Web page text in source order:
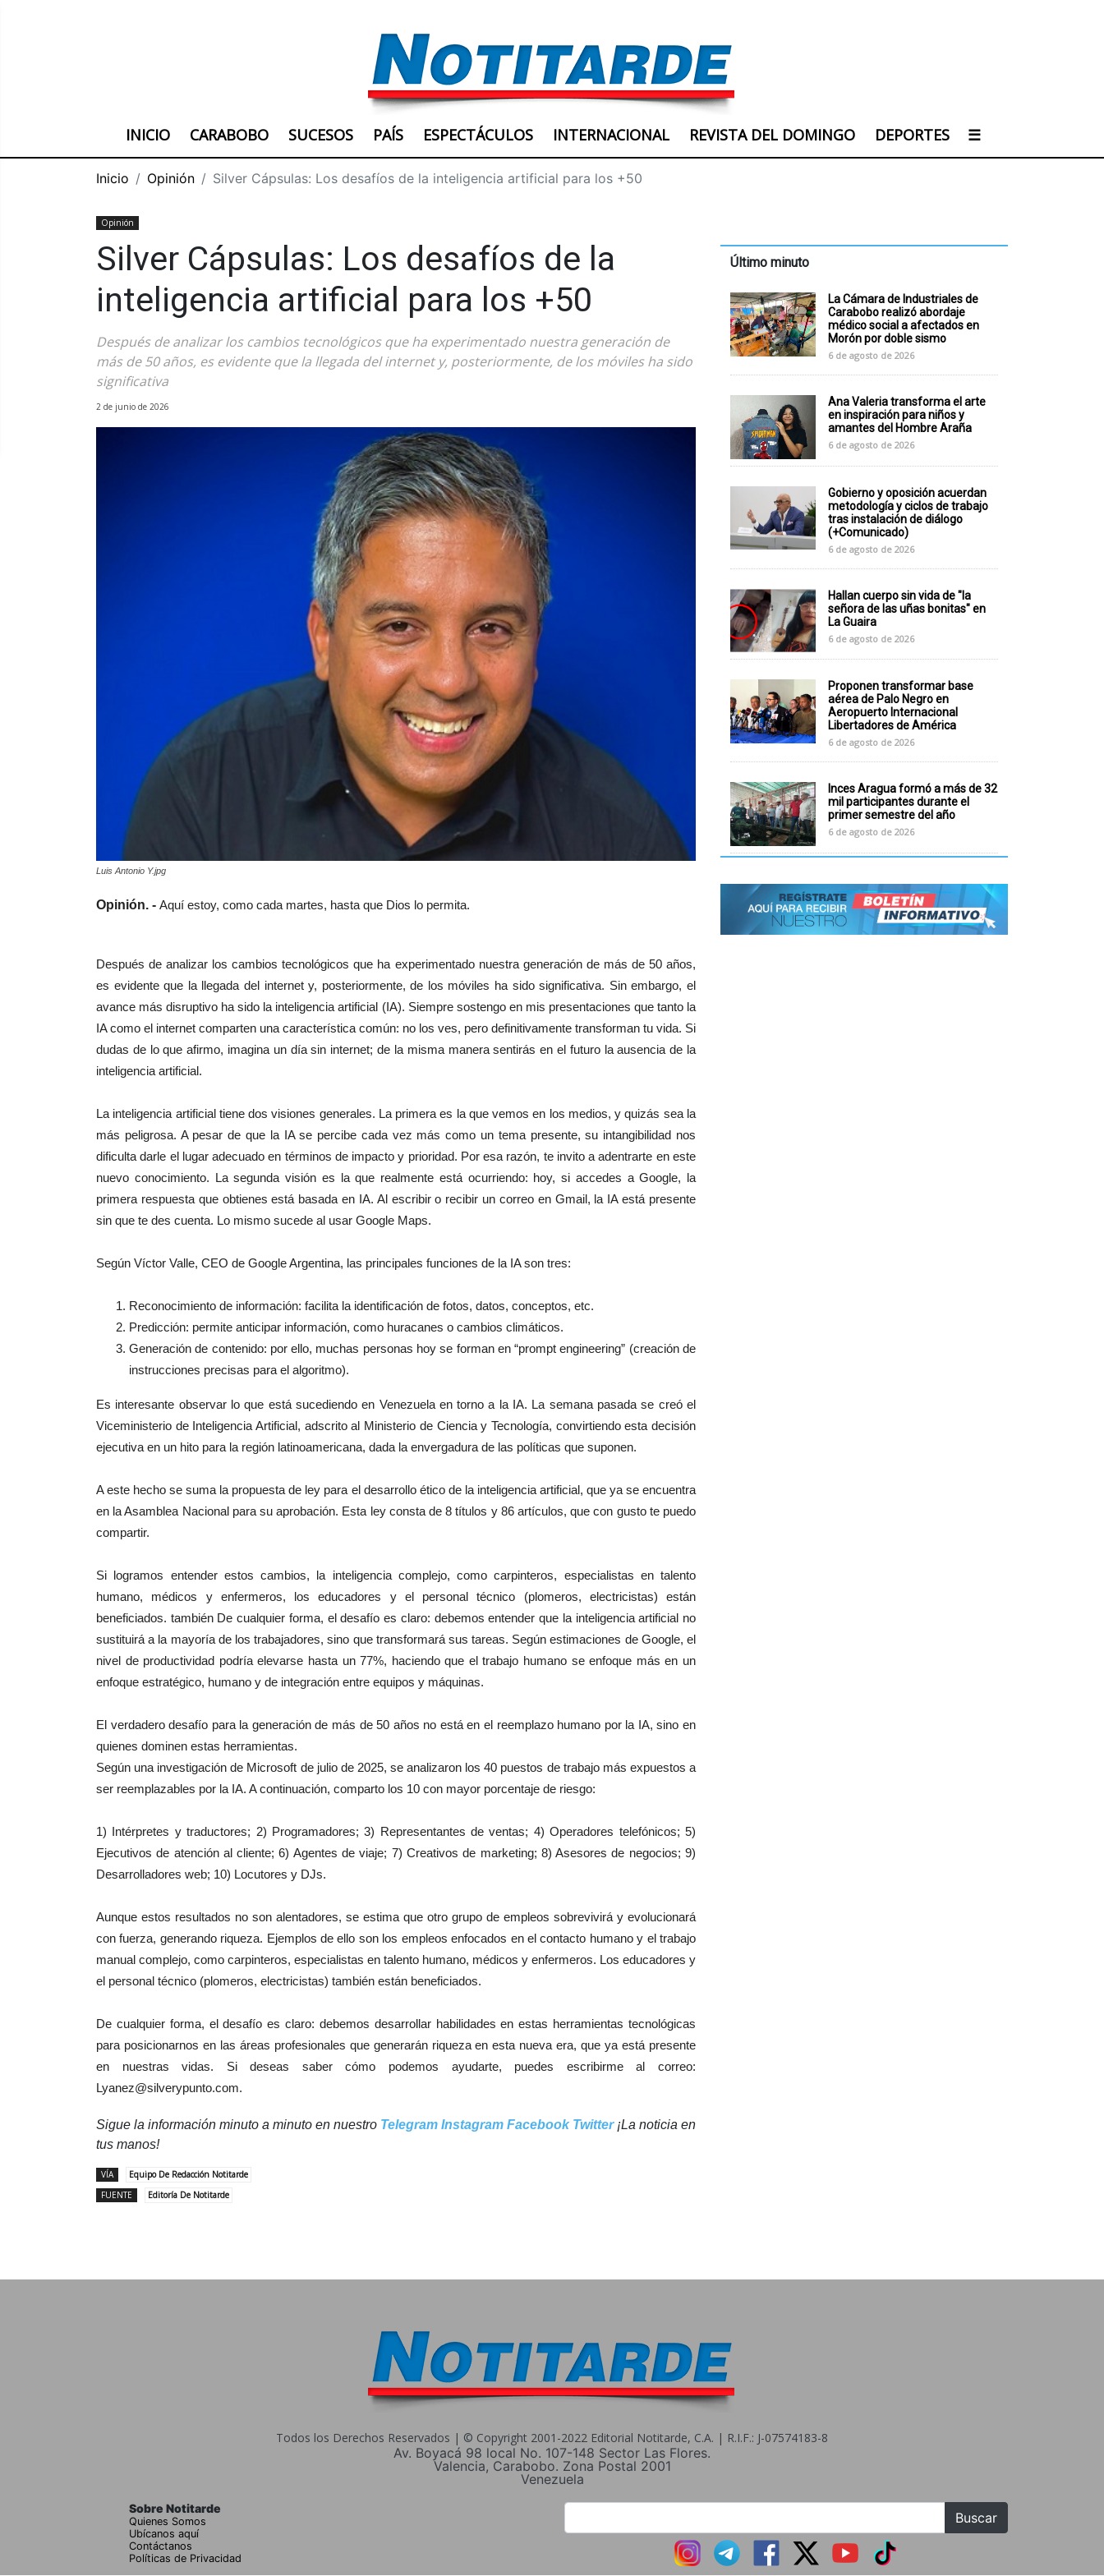
INICIO CARABOBO SUCESOS PAÍS ESPECTÁCULOS INTERNACIONAL REVISTA DEL DOMINGO DEPORTES ☰
Inicio Opinión Silver Cápsulas: Los desafíos de la inteligencia artificial para los +50
Opinión
Silver Cápsulas: Los desafíos de la
inteligencia artificial para los +50
Después de analizar los cambios tecnológicos que ha experimentado nuestra generación de
más de 50 años, es evidente que la llegada del internet y, posteriormente, de los móviles ha sido
significativa
2 de junio de 2026
Luis Antonio Y.jpg
Opinión. - Aquí estoy, como cada martes, hasta que Dios lo permita.
Después de analizar los cambios tecnológicos que ha experimentado nuestra generación de más de 50 años,
es evidente que la llegada del internet y, posteriormente, de los móviles ha sido significativa. Sin embargo, el
avance más disruptivo ha sido la inteligencia artificial (IA). Siempre sostengo en mis presentaciones que tanto la
IA como el internet comparten una característica común: no los ves, pero definitivamente transforman tu vida. Si
dudas de lo que afirmo, imagina un día sin internet; de la misma manera sentirás en el futuro la ausencia de la
inteligencia artificial.
La inteligencia artificial tiene dos visiones generales. La primera es la que vemos en los medios, y quizás sea la
más peligrosa. A pesar de que la IA se percibe cada vez más como un tema presente, su intangibilidad nos
dificulta darle el lugar adecuado en términos de impacto y prioridad. Por esa razón, te invito a adentrarte en este
nuevo conocimiento. La segunda visión es la que realmente está ocurriendo: hoy, si accedes a Google, la
primera respuesta que obtienes está basada en IA. Al escribir o recibir un correo en Gmail, la IA está presente
sin que te des cuenta. Lo mismo sucede al usar Google Maps.
Según Víctor Valle, CEO de Google Argentina, las principales funciones de la IA son tres:
Reconocimiento de información: facilita la identificación de fotos, datos, conceptos, etc.
Predicción: permite anticipar información, como huracanes o cambios climáticos.
Generación de contenido: por ello, muchas personas hoy se forman en “prompt engineering” (creación de
instrucciones precisas para el algoritmo).
Es interesante observar lo que está sucediendo en Venezuela en torno a la IA. La semana pasada se creó el
Viceministerio de Inteligencia Artificial, adscrito al Ministerio de Ciencia y Tecnología, convirtiendo esta decisión
ejecutiva en un hito para la región latinoamericana, dada la envergadura de las políticas que suponen.
A este hecho se suma la propuesta de ley para el desarrollo ético de la inteligencia artificial, que ya se encuentra
en la Asamblea Nacional para su aprobación. Esta ley consta de 8 títulos y 86 artículos, que con gusto te puedo
compartir.
Si logramos entender estos cambios, la inteligencia complejo, como carpinteros, especialistas en talento
humano, médicos y enfermeros, los educadores y el personal técnico (plomeros, electricistas) están
beneficiados. también De cualquier forma, el desafío es claro: debemos entender que la inteligencia artificial no
sustituirá a la mayoría de los trabajadores, sino que transformará sus tareas. Según estimaciones de Google, el
nivel de productividad podría elevarse hasta un 77%, haciendo que el trabajo humano se enfoque más en un
enfoque estratégico, humano y de integración entre equipos y máquinas.
El verdadero desafío para la generación de más de 50 años no está en el reemplazo humano por la IA, sino en
quienes dominen estas herramientas.
Según una investigación de Microsoft de julio de 2025, se analizaron los 40 puestos de trabajo más expuestos a
ser reemplazables por la IA. A continuación, comparto los 10 con mayor porcentaje de riesgo:
1) Intérpretes y traductores; 2) Programadores; 3) Representantes de ventas; 4) Operadores telefónicos; 5)
Ejecutivos de atención al cliente; 6) Agentes de viaje; 7) Creativos de marketing; 8) Asesores de negocios; 9)
Desarrolladores web; 10) Locutores y DJs.
Aunque estos resultados no son alentadores, se estima que otro grupo de empleos sobrevivirá y evolucionará
con fuerza, generando riqueza. Ejemplos de ello son los empleos enfocados en el contacto humano y el trabajo
manual complejo, como carpinteros, especialistas en talento humano, médicos y enfermeros. Los educadores y
el personal técnico (plomeros, electricistas) también están beneficiados.
De cualquier forma, el desafío es claro: debemos desarrollar habilidades en estas herramientas tecnológicas
para posicionarnos en las áreas profesionales que generarán riqueza en esta nueva era, que ya está presente
en nuestras vidas. Si deseas saber cómo podemos ayudarte, puedes escribirme al correo:
Lyanez@silverypunto.com.
Sigue la información minuto a minuto en nuestro Telegram Instagram Facebook Twitter¡La noticia en
tus manos!
VÍA
Equipo De Redacción Notitarde
FUENTE
Editoría De Notitarde
Último minuto
La Cámara de Industriales de
Carabobo realizó abordaje
médico social a afectados en
Morón por doble sismo
6 de agosto de 2026
Ana Valeria transforma el arte
en inspiración para niños y
amantes del Hombre Araña
6 de agosto de 2026
Gobierno y oposición acuerdan
metodología y ciclos de trabajo
tras instalación de diálogo
(+Comunicado)
6 de agosto de 2026
Hallan cuerpo sin vida de "la
señora de las uñas bonitas" en
La Guaira
6 de agosto de 2026
Proponen transformar base
aérea de Palo Negro en
Aeropuerto Internacional
Libertadores de América
6 de agosto de 2026
Inces Aragua formó a más de 32
mil participantes durante el
primer semestre del año
6 de agosto de 2026
Todos los Derechos Reservados | © Copyright 2001-2022 Editorial Notitarde, C.A. | R.I.F.: J-07574183-8
Av. Boyacá 98 local No. 107-148 Sector Las Flores.
Valencia, Carabobo. Zona Postal 2001
Venezuela
Sobre Notitarde
Quienes Somos
Ubícanos aquí
Contáctanos
Políticas de Privacidad
Buscar